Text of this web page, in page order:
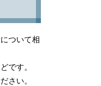
ついて相
です。
さい。